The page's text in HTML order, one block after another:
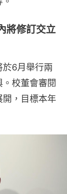
將修訂交立
於6月舉行兩
校董會審閱
開，目標本年